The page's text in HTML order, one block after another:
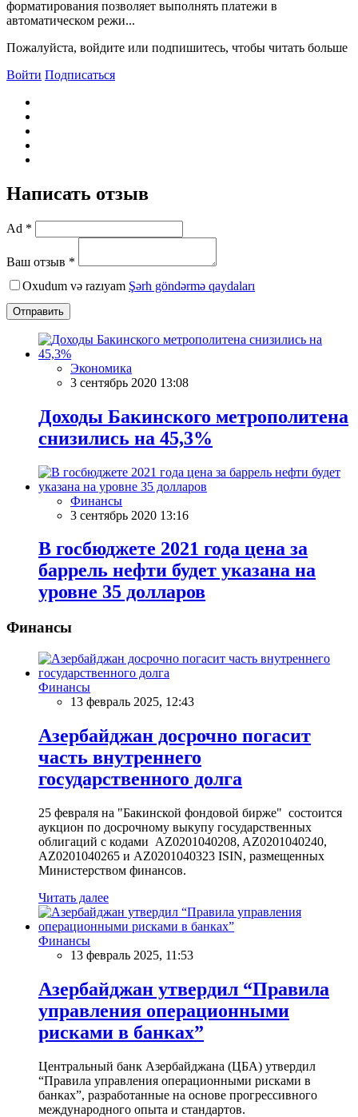
форматирования позволяет выполнять платежи в
автоматическом режи...
Пожалуйста, войдите или подпишитесь, чтобы читать больше
Войти Подписаться
Написать отзыв
Ad *
Ваш отзыв *
Oxudum və razıyam Şərh göndərmə qaydaları
Отправить
Экономика
3 сентябрь 2020 13:08
Доходы Бакинского метрополитена
снизились на 45,3%
Финансы
3 сентябрь 2020 13:16
В госбюджете 2021 года цена за
баррель нефти будет указана на
уровне 35 долларов
Финансы
Финансы
13 февраль 2025, 12:43
Азербайджан досрочно погасит
часть внутреннего
государственного долга
25 февраля на "Бакинской фондовой бирже" состоится
аукцион по досрочному выкупу государственных
облигаций с кодами AZ0201040208, AZ0201040240,
AZ0201040265 и AZ0201040323 ISIN, размещенных
Министерством финансов.
Читать далее
Финансы
13 февраль 2025, 11:53
Азербайджан утвердил “Правила
управления операционными
рисками в банках”
Центральный банк Азербайджана (ЦБА) утвердил
“Правила управления операционными рисками в
банках”, разработанные на основе прогрессивного
международного опыта и стандартов.